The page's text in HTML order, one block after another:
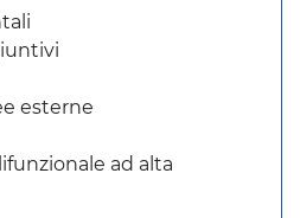
esterne
ad alta